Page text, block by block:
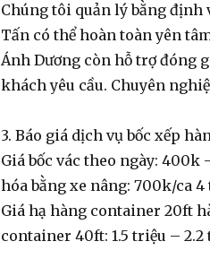
Chúng tôi quản lý bằng định
Tấn có thể hoàn toàn yên
Ánh Dương còn hỗ trợ đóng
khách yêu cầu. Chuyên
3. Báo giá dịch vụ bốc xếp
Giábốc vác theo ngày: 400k
hóa bằng xe nâng: 700k/ca 4
Giá hạ hàng container 20ft
container 40ft: 1.5 triệu –